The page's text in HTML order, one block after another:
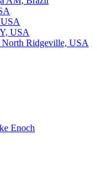
USA
North Ridgeville, USA
Enoch